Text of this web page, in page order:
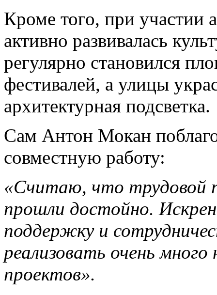
Кроме того, при участии
активно развивалась
регулярно становился
фестивалей, а улицы
архитектурная подсветка.
Сам Антон Мокан
совместную работу:
«Считаю, что трудовой
прошли достойно.
поддержку и
реализовать очень
проектов».